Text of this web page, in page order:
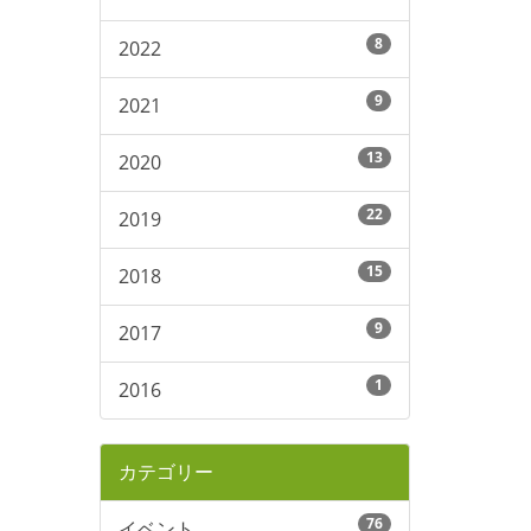
2022 8
2021 9
2020 13
2019 22
2018 15
2017 9
2016 1
カテゴリー
76